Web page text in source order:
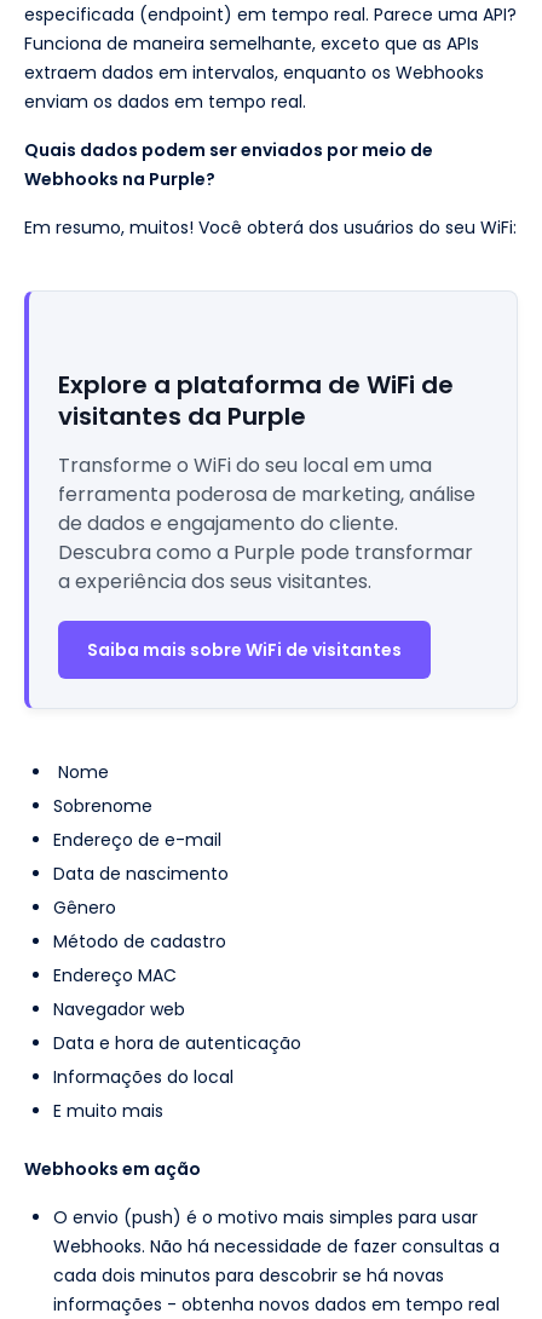
especificada (endpoint) em tempo real. Parece uma API?
Funciona de maneira semelhante, exceto que as APIs
extraem dados em intervalos, enquanto os Webhooks
enviam os dados em tempo real.
Quais dados podem ser enviados por meio de
Webhooks na Purple?
Em resumo, muitos! Você obterá dos usuários do seu WiFi:
Explore a plataforma de WiFi de
visitantes da Purple
Transforme o WiFi do seu local em uma
ferramenta poderosa de marketing, análise
de dados e engajamento do cliente.
Descubra como a Purple pode transformar
a experiência dos seus visitantes.
Saiba mais sobre WiFi de visitantes
Nome
Sobrenome
Endereço de e-mail
Data de nascimento
Gênero
Método de cadastro
Endereço MAC
Navegador web
Data e hora de autenticação
Informações do local
E muito mais
Webhooks em ação
O envio (push) é o motivo mais simples para usar
Webhooks. Não há necessidade de fazer consultas a
cada dois minutos para descobrir se há novas
informações - obtenha novos dados em tempo real